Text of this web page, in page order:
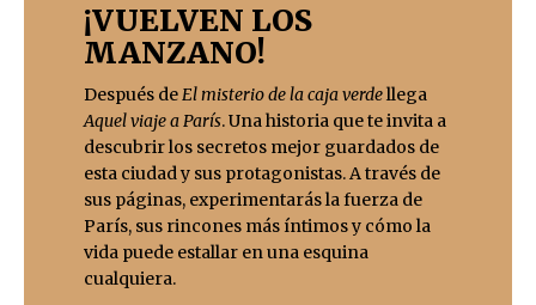
¡VUELVEN LOS
MANZANO!
Después deEl misterio de la caja verdellega
Aquel viaje a París. Una historia que te invita a
descubrir los secretos mejor guardados de
esta ciudad y sus protagonistas. A través de
sus páginas, experimentarás la fuerza de
París, sus rincones más íntimos y cómo la
vida puede estallar en una esquina
cualquiera.